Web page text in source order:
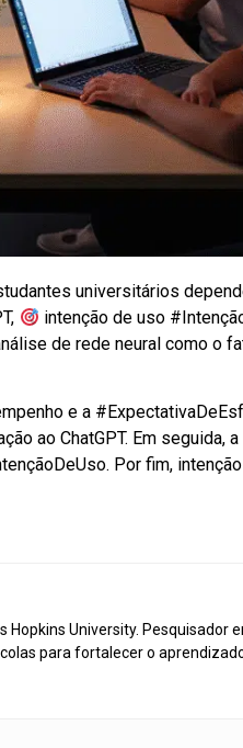
universitários
intenção de uso
de rede neural como o
e a
ao ChatGPT. Em seguida,
Por fim,
University. Pesquisador
para fortalecer o